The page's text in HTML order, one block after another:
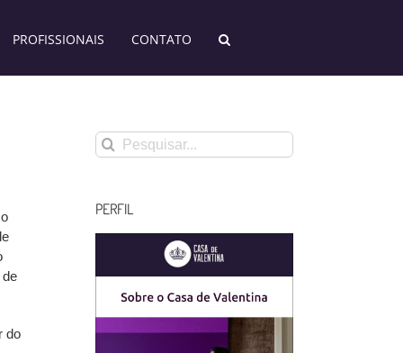
PROFISSIONAIS CONTATO
do
Buscar
resultados
PERFIL